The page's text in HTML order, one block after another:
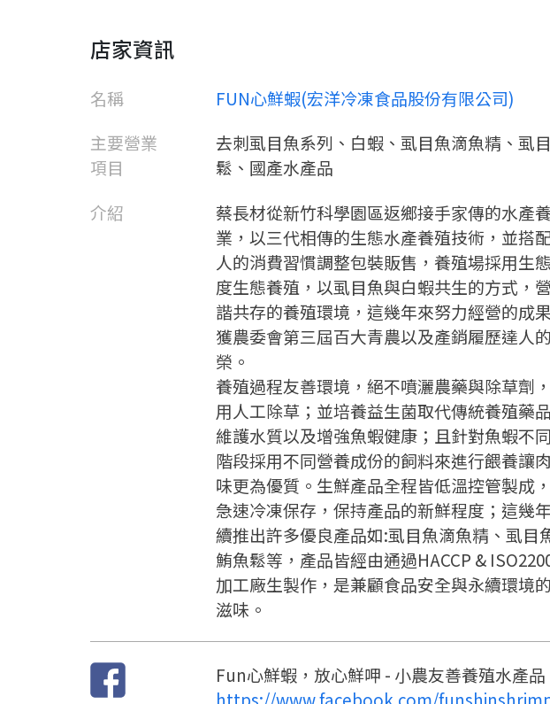
店家資訊
名稱
FUN心鮮蝦(宏洋冷凍食品股份有限公司)
主要營業
項目
去刺虱目魚系列、白蝦、虱目魚滴魚精、虱
鬆、國產水產品
介紹
蔡長材從新竹科學園區返鄉接手家傳的水產
業，以三代相傳的生態水產養殖技術，並搭
人的消費習慣調整包裝販售，養殖場採用生
度生態養殖，以虱目魚與白蝦共生的方式，
諧共存的養殖環境，這幾年來努力經營的成
獲農委會第三屆百大青農以及產銷履歷達人
榮。
養殖過程友善環境，絕不噴灑農藥與除草劑
用人工除草；並培養益生菌取代傳統養殖藥
維護水質以及增強魚蝦健康；且針對魚蝦不
階段採用不同營養成份的飼料來進行餵養讓
味更為優質。生鮮產品全程皆低溫控管製成
急速冷凍保存，保持產品的新鮮程度；這幾
續推出許多優良產品如:虱目魚滴魚精、虱目
鮪魚鬆等，產品皆經由通過HACCP &
加工廠生製作，是兼顧食品安全與永續環境
滋味。
Fun心鮮蝦，放心鮮呷 - 小農友善養殖水產品
https://www.facebook.com/
嗨~這
只要驗
返
請
請
加入「
返
開
要
您的申
查看申
要
想知道
如
點擊「
直接